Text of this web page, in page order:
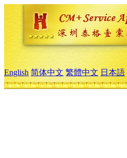
English 简体中文 繁體中文 日本語